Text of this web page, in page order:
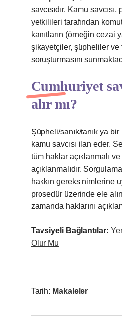
savcısıdır. Kamu
yetkilileri tarafından
kanıtların (örneğin cezai
şikayetçiler, şüpheliler ve
soruşturmasını
Cumhuriyet
alır mı?
Şüpheli/sanık/tanık ya
kamu savcısı ilan eder.
tüm haklar açıklanmalı
açıklanmalıdır.
hakkın gereksinimlerine
prosedür üzerinde ele
zamanda haklarını
Tavsiyeli Bağlantılar:
Olur Mu
Tarih: Makaleler